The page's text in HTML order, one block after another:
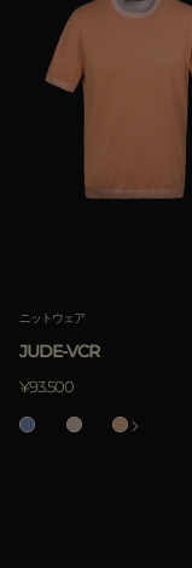
ニットウェア
JUDE-VCR
¥93.500